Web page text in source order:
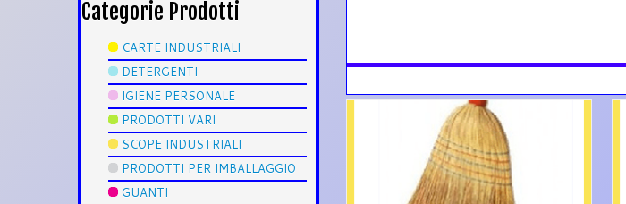
Categorie Prodotti
CARTE INDUSTRIALI
DETERGENTI
IGIENE PERSONALE
PRODOTTI VARI
SCOPE INDUSTRIALI
PRODOTTI PER IMBALLAGGIO
GUANTI